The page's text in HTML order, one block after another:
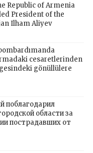
Republic of Armenia
President of the
Ilham Aliyev
cesaretlerinden
gönüllülere
поблагодарил
области за
пострадавших от